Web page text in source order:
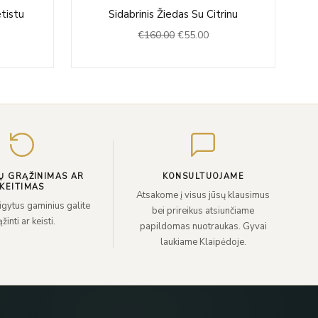
Sidabrinis Žiedas Su Citrinu
€160.00
price
was:
€55.00
price
is:
GRĄŽINIMAS AR
KEITIMAS
gaminius galite
ar keisti.
KONSULTUOJAME
Atsakome į visus jūsų klausimus
bei prireikus atsiunčiame
papildomas nuotraukas. Gyvai
laukiame Klaipėdoje.